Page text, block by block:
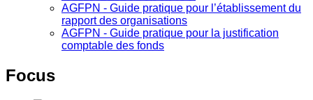
AGFPN ‐ Guide pratique pour l’établissement du
rapport des organisations
AGFPN ‐ Guide pratique pour la justification
comptable des fonds
Focus